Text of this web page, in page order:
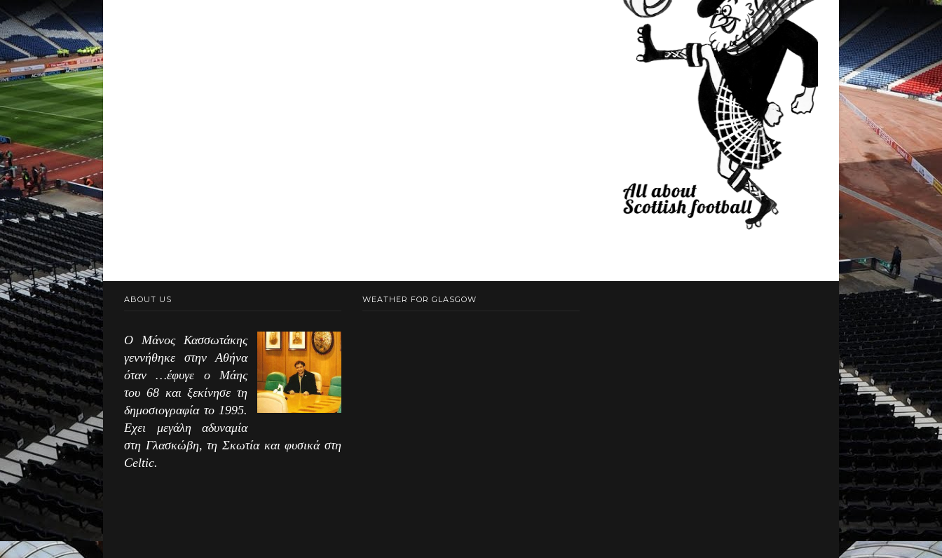
ABOUT US
Ο Μάνος Κασσωτάκης
γεννήθηκε στην Αθήνα
όταν …έφυγε ο Μάης
του 68 και ξεκίνησε τη
δημοσιογραφία το 1995.
Εχει μεγάλη αδυναμία
στη Γλασκώβη, τη Σκωτία και φυσικά στη
Celtic.
WEATHER FOR GLASGOW